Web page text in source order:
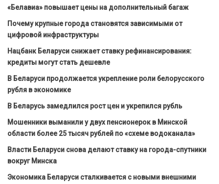
«Белавиа» повышает цены на дополнительный багаж
Почему крупные города становятся зависимыми от
цифровой инфраструктуры
Нацбанк Беларуси снижает ставку рефинансирования:
кредиты могут стать дешевле
В Беларуси продолжается укрепление роли белорусского
рубля в экономике
В Беларусь замедлился рост цен и укрепился рубль
Мошенники выманили у двух пенсионерок в Минской
области более 25 тысяч рублей по «схеме водоканала»
Власти Беларуси снова делают ставку на города-спутники
вокруг Минска
Экономика Беларуси сталкивается с новыми внешними